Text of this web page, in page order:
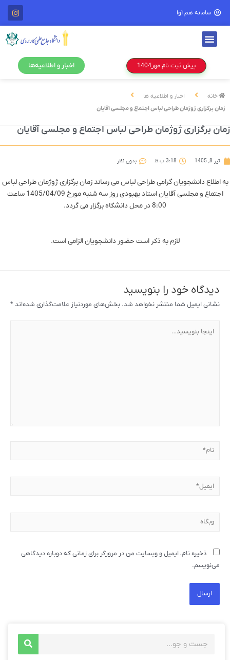
سامانه هم آوا
پیش ثبت نام مهر1404 اخبار و اطلاعیه‌ها
خانه
اخبار و اطلاعیه ها
زمان برگزاری ژوژمان طراحی لباس اجتماع و مجلسی آقایان
برگزاری ژوژمان طراحی لباس اجتماع و مجلسی آقایان
تیر 8, 1405 3:18 ب.ظ بدون نظر
اطلاع دانشجویان گرامی طراحی لباس می رساند زمان برگزاری ژوژمان طراحی لباس
اجتماع و مجلسی آقایان استاد بهبودی روز سه شنبه مورخ 1405/04/09 ساعت
8:00 در محل دانشگاه برگزار می گردد.
لازم به ذکر است حضور دانشجویان الزامی است.
دیدگاه‌ خود را بنویسید
نشانی ایمیل شما منتشر نخواهد شد. بخش‌های موردنیاز علامت‌گذاری شده‌اند*
ذخیره نام، ایمیل و وبسایت من در مرورگر برای زمانی که دوباره دیدگاهی
می‌نویسم.